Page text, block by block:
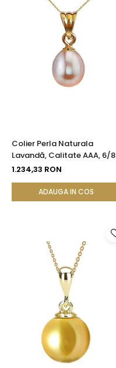
Colier Perla Naturala
Lavandă, Calitate AAA, 6/8
mm și Aur 14K (aur 585) |
1.234,33 RON
ADAUGA IN COS